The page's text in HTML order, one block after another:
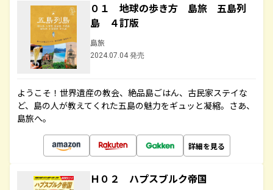
０１ 地球の歩き方 島旅 五島列
島 ４訂版
島旅
2024.07.04 発売
ようこそ！世界遺産の教会、絶品島ごはん、古民家ステイな
ど、島の人が教えてくれた五島の魅力をギュッと凝縮。さあ、
島旅へ。
詳細を見る
Ｈ０２ ハプスブルク帝国